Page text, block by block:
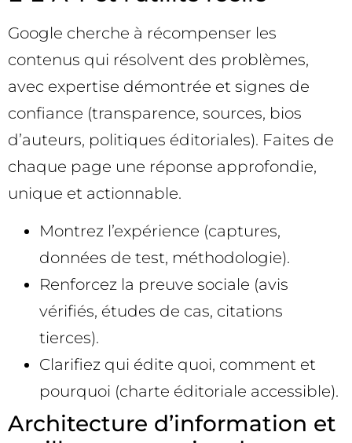
Google cherche à récompenser les
contenus qui résolvent des problèmes,
avec expertise démontrée et signes de
confiance (transparence, sources, bios
d’auteurs, politiques éditoriales). Faites de
chaque page une réponse approfondie,
unique et actionnable.
Montrez l’expérience (captures,
données de test, méthodologie).
Renforcez la preuve sociale (avis
vérifiés, études de cas, citations
tierces).
Clarifiez qui édite quoi, comment et
pourquoi (charte éditoriale accessible).
Architecture d’information et